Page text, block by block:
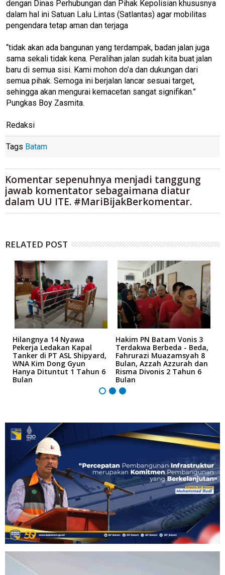
dengan Dinas Perhubungan dan Pihak Kepolisian khususnya
dalam hal ini Satuan Lalu Lintas (Satlantas) agar mobilitas
pengendara tetap aman dan terjaga
“tidak akan ada bangunan yang terdampak, badan jalan juga
sama sekali tidak kena. Peralihan jalan sudah kita buat jalan
baru di semua sisi. Kami mohon do’a dan dukungan dari
semua pihak. Semoga ini berjalan lancar sesuai target,
sehingga akan mengurai kemacetan sangat signifikan.”
Pungkas Boy Zasmita.
Redaksi
Tags Batam
Komentar sepenuhnya menjadi tanggung
jawab komentator sebagaimana diatur
dalam UU ITE. #MariBijakBerkomentar.
RELATED POST
Hilangnya 14 Nyawa
Pekerja Ledakan Kapal
Tanker di PT ASL Shipyard,
WNA Kim Dong Gyun
Hanya Dituntut 1 Tahun 6
Bulan
Hakim PN Batam Vonis 3
Terdakwa Berbeda - Beda,
Fahrurazi Muazamsyah 8
Bulan, Azzah Azzurah dan
Risma Divonis 2 Tahun 6
Bulan